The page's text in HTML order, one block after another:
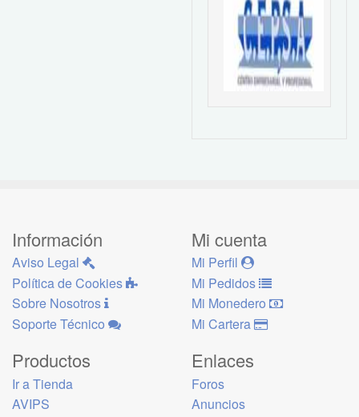
Información
Aviso Legal
Política de Cookies
Sobre Nosotros
Soporte Técnico
Mi cuenta
Mi Perfil
Mi Pedidos
Mi Monedero
Mi Cartera
Productos
Ir a Tienda
AVIPS
Enlaces
Foros
Anuncios